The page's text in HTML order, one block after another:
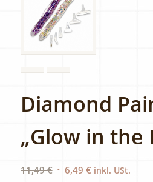
Diamond
„Glow in the
11,49€ Ursprünglicher
6,49 €Aktueller
inkl. USt.